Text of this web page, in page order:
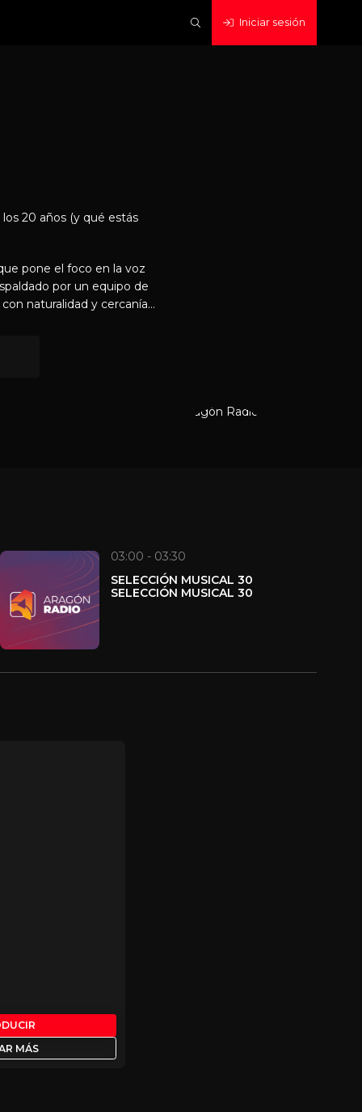
Iniciar sesión
20 años (y qué estás
pone el foco en la voz
por un equipo de
naturalidad y cercanía
03:00 - 03:30
SELECCIÓN MUSICAL 30
SELECCIÓN MUSICAL 30
MÁS